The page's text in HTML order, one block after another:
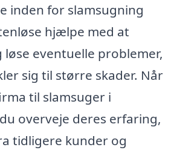
inden for slamsugning
hjælpe med at
eventuelle problemer,
sig til større skader. Når
til slamsuger i
overveje deres erfaring,
tidligere kunder og